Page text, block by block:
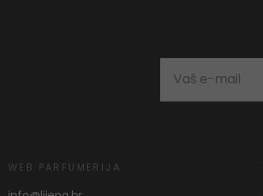
WEB PARFUMERIJA